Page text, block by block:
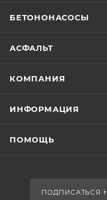
БЕТОНОНАСОСЫ
АСФАЛЬТ
КОМПАНИЯ
ИНФОРМАЦИЯ
ПОМОЩЬ
ПОДПИСАТЬСЯ